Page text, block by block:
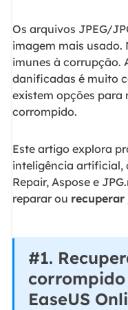
Os arquivos JPEG/
imagem mais usado.
imunes à corrupção.
danificadas é muito
existem opções para
corrompido.
Este artigo explora
inteligência artificial,
Repair, Aspose e
reparar ou
#1.
EaseUS